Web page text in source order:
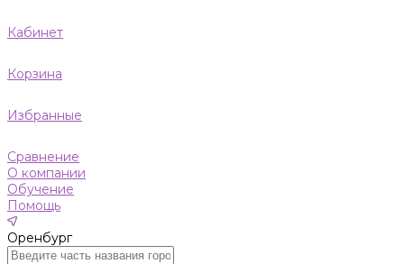
Кабинет
Корзина
Избранные
Сравнение
О компании
Обучение
Помощь
Оренбург